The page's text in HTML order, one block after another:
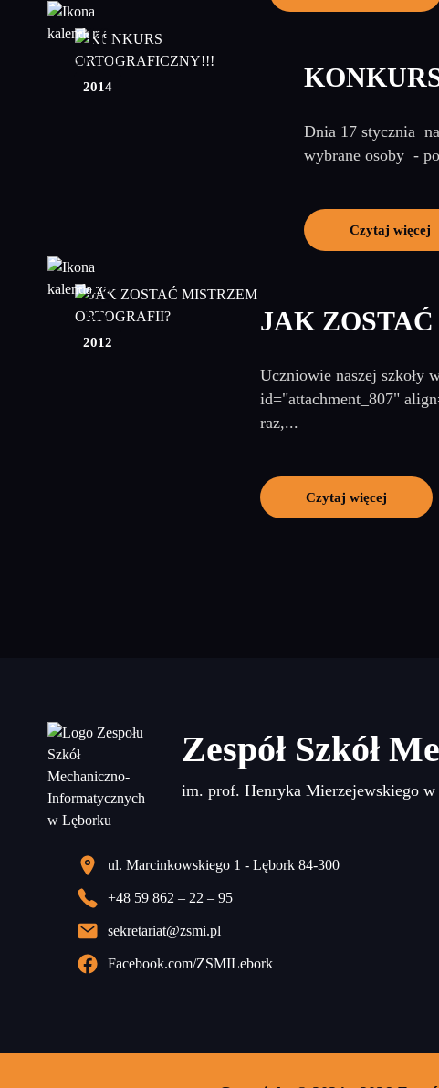
10
styczeń
2014
Dnia 17 stycznia
wybrane osoby -
Czytaj więcej
23
luty
2012
JAK
Uczniowie naszej szkoły
id="attachment_807"
raz,...
Czytaj więcej
Zespół Szkół
im. prof. Henryka Mierzejewskiego
ul. Marcinkowskiego 1 - Lębork 84-300
+48 59 862 – 22 – 95
sekretariat@zsmi.pl
Facebook.com/ZSMILebork